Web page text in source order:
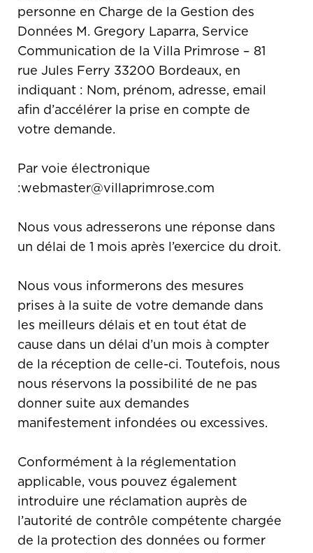
personne en Charge de la Gestion des
Données M. Gregory Laparra, Service
Communication de la Villa Primrose – 81
rue Jules Ferry 33200 Bordeaux, en
indiquant : Nom, prénom, adresse, email
afin d’accélérer la prise en compte de
votre demande.
Par voie électronique
:webmaster@villaprimrose.com
Nous vous adresserons une réponse dans
un délai de 1 mois après l’exercice du droit.
Nous vous informerons des mesures
prises à la suite de votre demande dans
les meilleurs délais et en tout état de
cause dans un délai d’un mois à compter
de la réception de celle-ci. Toutefois, nous
nous réservons la possibilité de ne pas
donner suite aux demandes
manifestement infondées ou excessives.
Conformément à la réglementation
applicable, vous pouvez également
introduire une réclamation auprès de
l’autorité de contrôle compétente chargée
de la protection des données ou former